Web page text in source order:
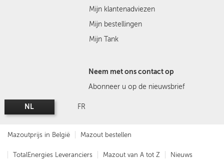
Mijn klantenadviezen
Mijn bestellingen
Mijn Tank
Neem met ons contact op
Abonneer u op de nieuwsbrief
NL FR
Mazoutprijs in België Mazout bestellen
TotalEnergies Leveranciers Mazout van A tot Z Nieuws